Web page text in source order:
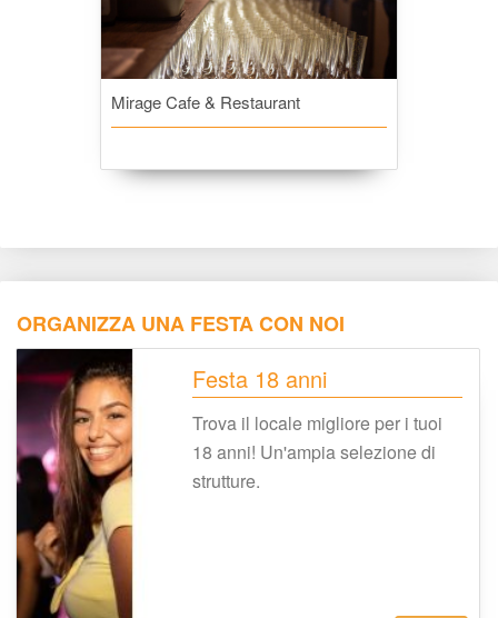
Mirage Cafe & Restaurant
ORGANIZZA UNA FESTA CON NOI
Festa 18 anni
Trova il locale migliore per i tuoi
18 anni! Un'ampia selezione di
trutture.